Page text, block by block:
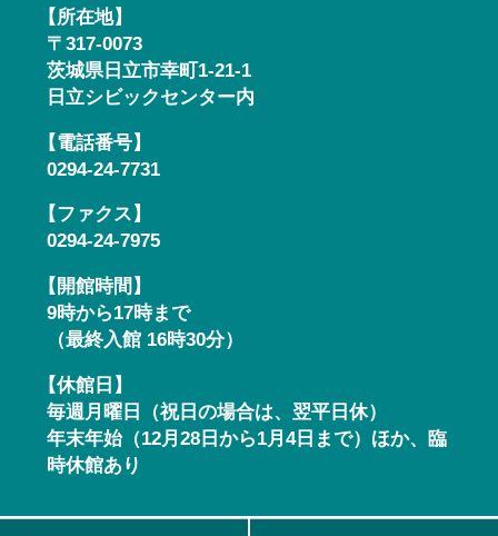
【所在地】
〒317-0073
茨城県日立市幸町1-21-1
日立シビックセンター内
【電話番号】
0294-24-7731
【ファクス】
0294-24-7975
【開館時間】
9時から17時まで
（最終入館 16時30分）
【休館日】
毎週月曜日（祝日の場合は、翌平日休）
年末年始（12月28日から1月4日まで）ほか、臨
時休館あり